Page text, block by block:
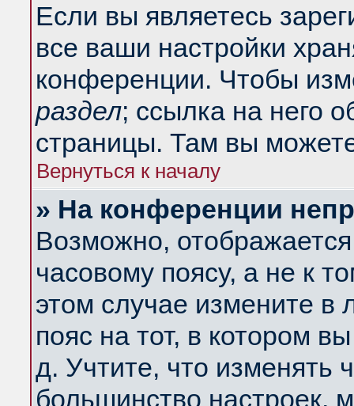
Если вы являетесь
все ваши настройки
конференции. Чтобы
раздел; ссылка на него
страницы. Там вы
Вернуться к началу
» На конференции
Возможно,
часовому поясу, а не к
этом случае измените в
пояс на тот, в котором
д. Учтите, что изменять
большинство настроек,